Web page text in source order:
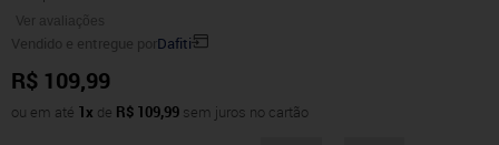
Ver avaliações
Vendido e entregue porDafiti
R$ 109,99
ou em até 1x de R$ 109,99 sem juros no cartão